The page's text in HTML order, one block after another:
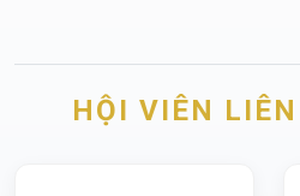
HỘI VIÊN